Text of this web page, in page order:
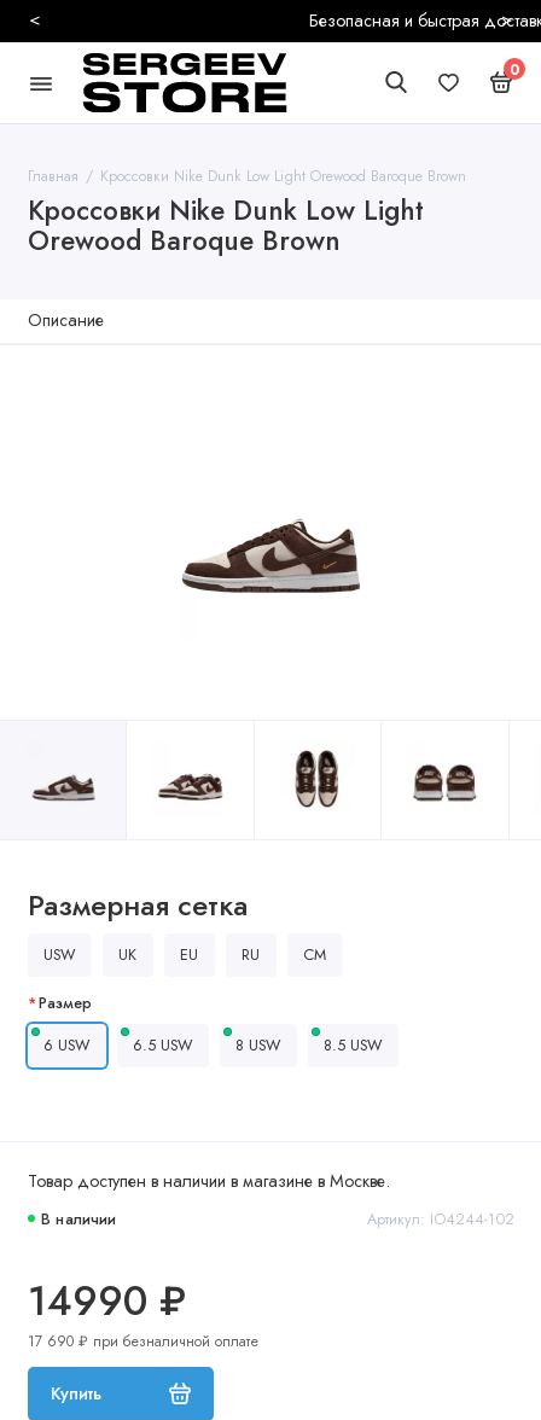
Безопасная и быстрая доставка
< >
0
Главная Кроссовки Nike Dunk Low Light Orewood Baroque Brown
Кроссовки Nike Dunk Low Light
Orewood Baroque Brown
Описание
Товар доступен в наличии в магазине в Москве.
В наличии Артикул: IO4244-102
14990 ₽
17 690 ₽ при безналичной оплате
Купить
Размерная сетка
USW UK EU RU CM
Размер
6 USW
6.5 USW 8 USW 8.5 USW